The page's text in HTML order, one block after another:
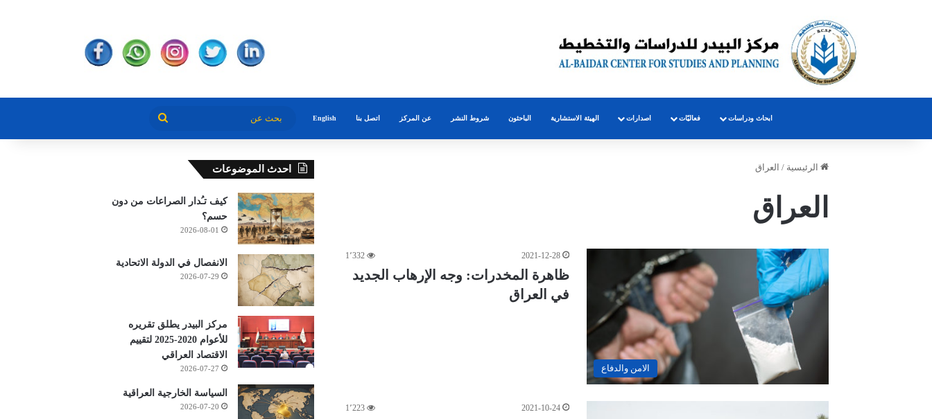
ابحاث ودراسات فعاليّات اصدارات الهيئة الاستشارية الباحثون شروط النشر عن المركز اتصل بنا English بحث
عن
الرئيسية / العراق
العراق
الامن والدفاع
2021-12-28 1٬332
ظاهرة المخدرات: وجه الإرهاب الجديد
في العراق
2021-10-24 1٬223
احدث الموضوعات
كيف تـُدار الصراعات من دون
حسم؟
2026-08-01
الانفصال في الدولة الاتحادية
2026-07-29
مركز البيدر يطلق تقريره
للأعوام 2020-2025 لتقييم
الاقتصاد العراقي
2026-07-27
السياسة الخارجية العراقية
2026-07-20